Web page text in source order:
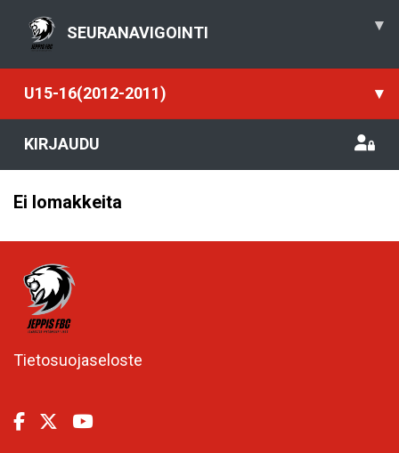
SEURANAVIGOINTI ▾
U15-16(2012-2011) ▾
KIRJAUDU
Ei lomakkeita
Tietosuojaseloste